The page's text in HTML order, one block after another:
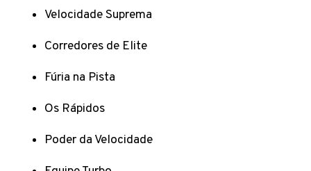
Velocidade Suprema
Corredores de Elite
Fúria na Pista
Os Rápidos
Poder da Velocidade